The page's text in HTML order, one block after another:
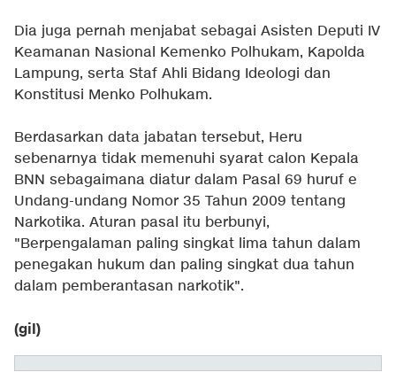
Dia juga pernah menjabat sebagai Asisten Deputi IV
Keamanan Nasional Kemenko Polhukam, Kapolda
Lampung, serta Staf Ahli Bidang Ideologi dan
Konstitusi Menko Polhukam.
Berdasarkan data jabatan tersebut, Heru
sebenarnya tidak memenuhi syarat calon Kepala
BNN sebagaimana diatur dalam Pasal 69 huruf e
Undang-undang Nomor 35 Tahun 2009 tentang
Narkotika. Aturan pasal itu berbunyi,
"Berpengalaman paling singkat lima tahun dalam
penegakan hukum dan paling singkat dua tahun
dalam pemberantasan narkotik".
(gil)